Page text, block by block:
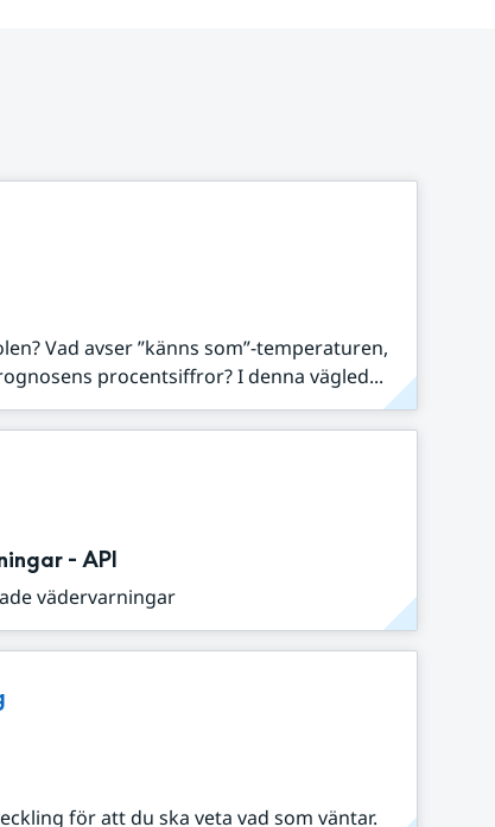
Vad avser ”känns som”-temperaturen,
procentsiffror? I denna vägled...
- API
vädervarningar
för att du ska veta vad som väntar.